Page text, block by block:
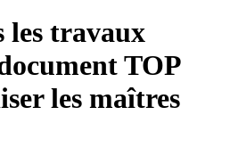
les travaux
TOP
les maîtres